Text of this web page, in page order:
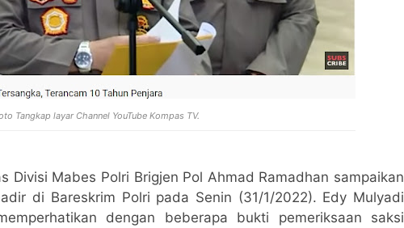
Tangkap layar Channel YouTube Kompas TV.
Divisi Mabes Polri Brigjen Pol Ahmad Ramadhan sampaikan
di Bareskrim Polri pada Senin (31/1/2022). Edy Mulyadi
dengan beberapa bukti pemeriksaan saksi